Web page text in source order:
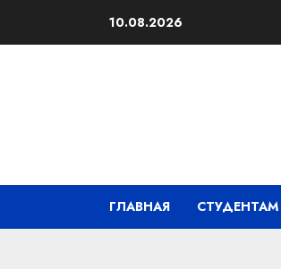
10.08.2026
ГЛАВНАЯ СТУДЕНТАМ